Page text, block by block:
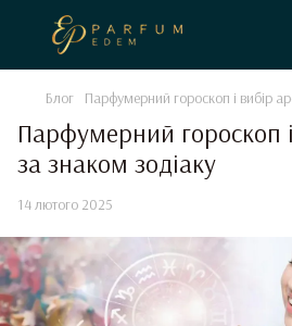
Блог Парфумерний гороскоп і вибір
Парфумерний гороскоп
за знаком зодіаку
14 лютого 2025